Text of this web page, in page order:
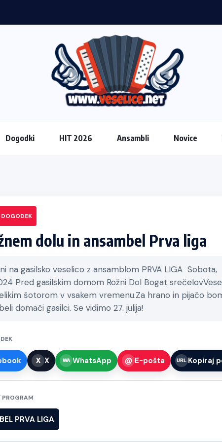
Dogodki HIT 2026 Ansambli Novice
DOGODEK
dolu in ansambel Prva liga
na gasilsko veselico z ansamblom PRVA LIGA Sobota,
Pred gasilskim domom Rožni Dol Bogat
šotorom v vsakem vremenu.Za hrano in pijačo
domači gasilci. Se vidimo 27. julija!
X WhatsApp E-pošta Kopiraj
PROGRAM
PRVA LIGA